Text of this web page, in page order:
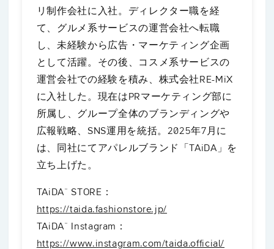
リ制作会社に入社。ディレクター職を経
て、グルメ系サービスの運営会社へ転職
し、未経験から広告・マーケティング企画
として活躍。その後、コスメ系サービスの
運営会社での経験を積み、株式会社RE-MiX
に入社した。現在はPRマーケティング部に
所属し、グループ全体のブランディングや
広報戦略、SNS運用を統括。2025年7月に
は、同社にてアパレルブランド「TAiDA」を
立ち上げた。
TAiDA™︎ STORE：
https://taida.fashionstore.jp/
TAiDA™︎ Instagram：
https://www.instagram.com/taida.official/